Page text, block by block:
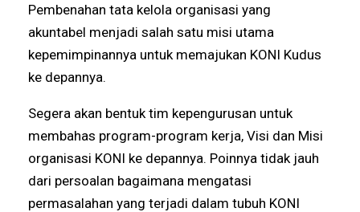
Pembenahan tata kelola organisasi yang
akuntabel menjadi salah satu misi utama
kepemimpinannya untuk memajukan KONI Kudus
ke depannya.
Segera akan bentuk tim kepengurusan untuk
membahas program-program kerja, Visi dan Misi
organisasi KONI ke depannya. Poinnya tidak jauh
dari persoalan bagaimana mengatasi
permasalahan yang terjadi dalam tubuh KONI